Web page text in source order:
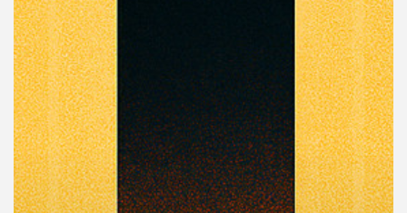
เพล
ย์
ลิ
สต์
ของ
คุณ
เพลง